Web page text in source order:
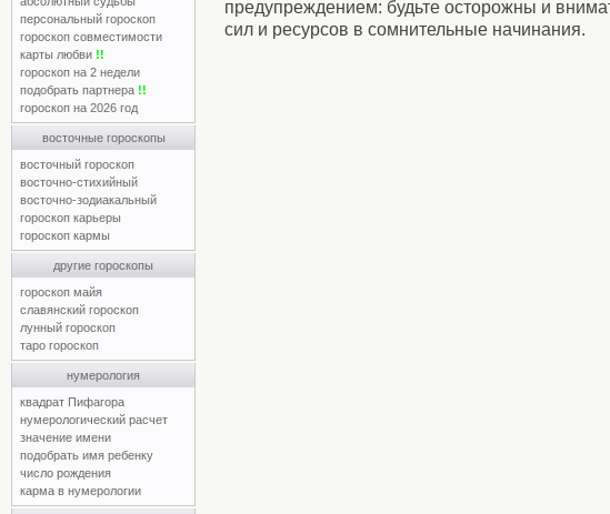
персональный гороскоп
гороскоп совместимости
карты любви !!
гороскоп на 2 недели
подобрать партнера !!
гороскоп на 2026 год
восточные гороскопы
восточный гороскоп
восточно-стихийный
восточно-зодиакальный
гороскоп карьеры
гороскоп кармы
другие гороскопы
гороскоп майя
славянский гороскоп
лунный гороскоп
таро гороскоп
нумерология
квадрат Пифагора
нумерологический расчет
значение имени
подобрать имя ребенку
число рождения
карма в нумерологии
предупреждением: будьте осторожны и
сил и ресурсов в сомнительные начинания.